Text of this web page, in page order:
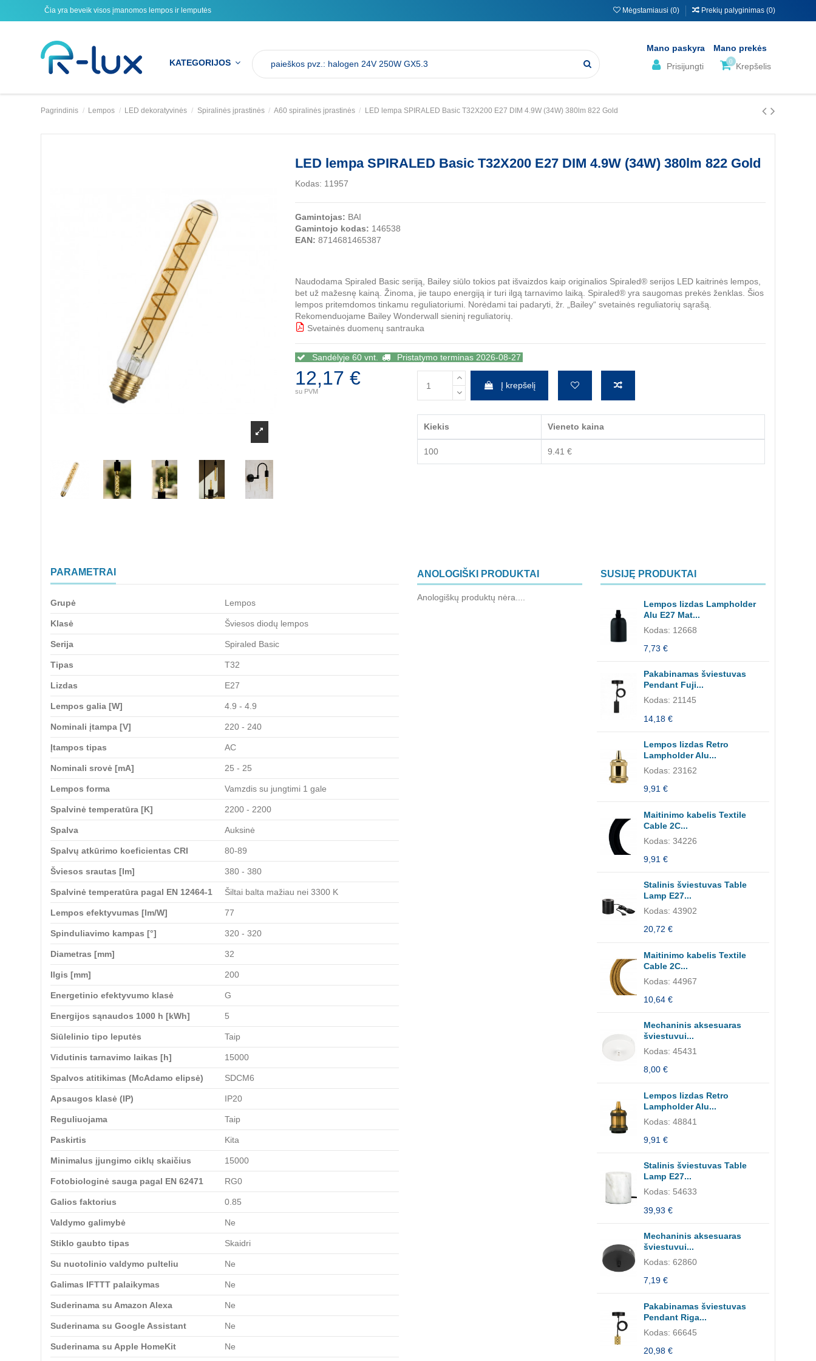
Čia yra beveik visos įmanomos lempos ir lemputės Mėgstamiausi (0) Prekių palyginimas (0)
KATEGORIJOS
Mano paskyra
Prisijungti
Mano prekės
0Krepšelis
Pagrindinis Lempos LED dekoratyvinės Spiralinės įprastinės A60 spiralinės įprastinės LED lempa SPIRALED Basic T32X200 E27 DIM 4.9W (34W) 380lm 822 Gold
LED lempa SPIRALED Basic T32X200 E27 DIM 4.9W (34W) 380lm 822 Gold
Kodas: 11957
Gamintojas: BAI
Gamintojo kodas: 146538
EAN: 8714681465387
Naudodama Spiraled Basic seriją, Bailey siūlo tokios pat išvaizdos kaip originalios Spiraled® serijos LED kaitrinės lempos,
bet už mažesnę kainą. Žinoma, jie taupo energiją ir turi ilgą tarnavimo laiką. Spiraled® yra saugomas prekės ženklas. Šios
lempos pritemdomos tinkamu reguliatoriumi. Norėdami tai padaryti, žr. „Bailey“ svetainės reguliatorių sąrašą.
Rekomenduojame Bailey Wonderwall sieninį reguliatorių.
Svetainės duomenų santrauka
Sandėlyje 60 vnt. Pristatymo terminas 2026-08-27
12,17 €
su PVM
Į krepšelį
Kiekis Vieneto kaina
100 9.41 €
PARAMETRAI
Grupė Lempos
Klasė Šviesos diodų lempos
Serija Spiraled Basic
Tipas T32
Lizdas E27
Lempos galia [W] 4.9 - 4.9
Nominali įtampa [V] 220 - 240
Įtampos tipas AC
Nominali srovė [mA] 25 - 25
Lempos forma Vamzdis su jungtimi 1 gale
Spalvinė temperatūra [K] 2200 - 2200
Spalva Auksinė
Spalvų atkūrimo koeficientas CRI 80-89
Šviesos srautas [lm] 380 - 380
Spalvinė temperatūra pagal EN 12464-1 Šiltai balta mažiau nei 3300 K
Lempos efektyvumas [lm/W] 77
Spinduliavimo kampas [°] 320 - 320
Diametras [mm] 32
Ilgis [mm] 200
Energetinio efektyvumo klasė G
Energijos sąnaudos 1000 h [kWh] 5
Siūlelinio tipo leputės Taip
Vidutinis tarnavimo laikas [h] 15000
Spalvos atitikimas (McAdamo elipsė) SDCM6
Apsaugos klasė (IP) IP20
Reguliuojama Taip
Paskirtis Kita
Minimalus įjungimo ciklų skaičius 15000
Fotobiologinė sauga pagal EN 62471 RG0
Galios faktorius 0.85
Valdymo galimybė Ne
Stiklo gaubto tipas Skaidri
Su nuotolinio valdymo pulteliu Ne
Galimas IFTTT palaikymas Ne
Suderinama su Amazon Alexa Ne
Suderinama su Google Assistant Ne
Suderinama su Apple HomeKit Ne
ANOLOGIŠKI PRODUKTAI
Anologiškų produktų nėra....
SUSIJĘ PRODUKTAI
Lempos lizdas Lampholder
Alu E27 Mat...
Kodas: 12668
7,73 €
Pakabinamas šviestuvas
Pendant Fuji...
Kodas: 21145
14,18 €
Lempos lizdas Retro
Lampholder Alu...
Kodas: 23162
9,91 €
Maitinimo kabelis Textile
Cable 2C...
Kodas: 34226
9,91 €
Stalinis šviestuvas Table
Lamp E27...
Kodas: 43902
20,72 €
Maitinimo kabelis Textile
Cable 2C...
Kodas: 44967
10,64 €
Mechaninis aksesuaras
šviestuvui...
Kodas: 45431
8,00 €
Lempos lizdas Retro
Lampholder Alu...
Kodas: 48841
9,91 €
Stalinis šviestuvas Table
Lamp E27...
Kodas: 54633
39,93 €
Mechaninis aksesuaras
šviestuvui...
Kodas: 62860
7,19 €
Pakabinamas šviestuvas
Pendant Riga...
Kodas: 66645
20,98 €